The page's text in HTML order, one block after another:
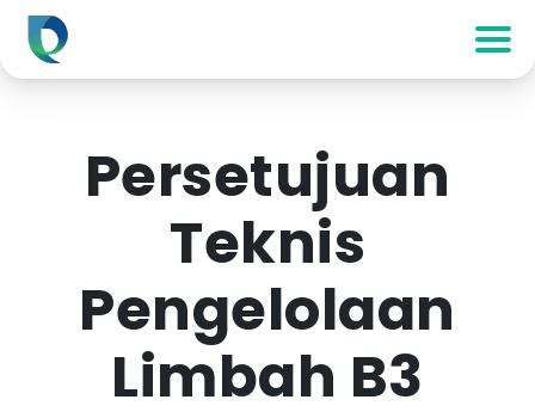
Persetujuan
Teknis
Pengelolaan
Limbah B3